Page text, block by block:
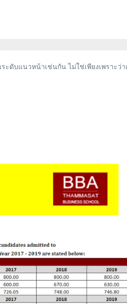
ดับแนวหน้าเช่นกัน ไม่ใช่เพียงเพราะ